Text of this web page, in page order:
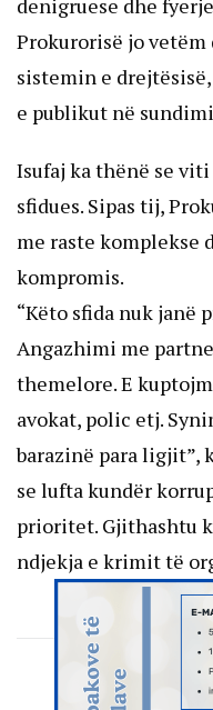
denigruese dhe
Prokurorisë jo
sistemin e
e publikut në
Isufaj ka thënë se viti
sfidues. Sipas tij,
me raste komplekse
kompromis.
“Këto sfida nuk janë
Angazhimi me
themelore. E
avokat, polic etj.
barazinë para ligjit”,
se lufta kundër
prioritet. Gjithashtu
ndjekja e krimit të